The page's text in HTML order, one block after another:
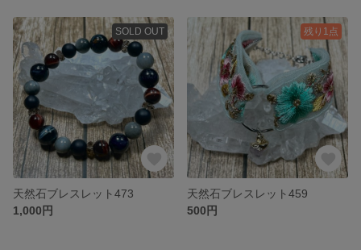
SOLD OUT
天然石ブレスレット473
1,000円
残り1点
天然石ブレスレット459
500円